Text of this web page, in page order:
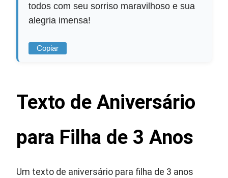
todos com seu sorriso maravilhoso e sua
alegria imensa!
Copiar
Texto de Aniversário
para Filha de 3 Anos
Um texto de aniversário para filha de 3 anos